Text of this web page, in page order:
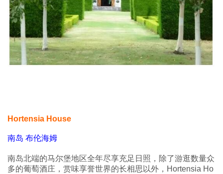
Hortensia House
南岛 布伦海姆
南岛北端的马尔堡地区全年尽享充足日照，除了游逛数量众
多的葡萄酒庄，赏味享誉世界的长相思以外，Hortensia Ho